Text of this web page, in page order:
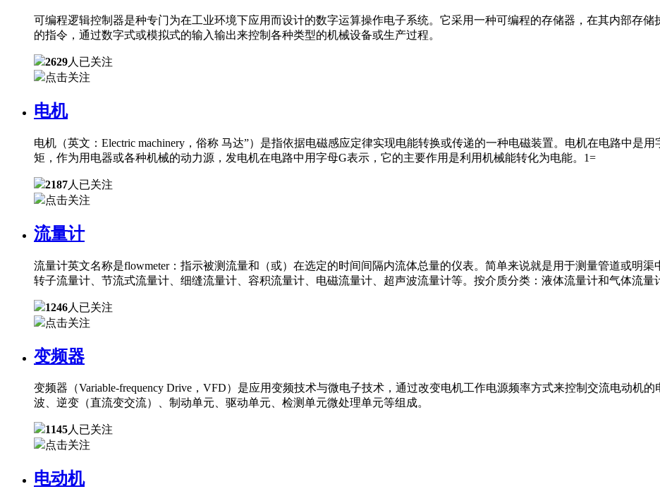
可编程逻辑控制器是种专门为在工业环境下应用而设计的数字运算操作电子系统。它采用一种可编程的存储器，在其内部存
的指令，通过数字式或模拟式的输入输出来控制各种类型的机械设备或生产过程。
2629人已关注
点击关注
电机
电机（英文：Electric machinery，俗称 马达”）是指依据电磁感应定律实现电能转换或传递的一种电磁装置。电机在电路中是
矩，作为用电器或各种机械的动力源，发电机在电路中用字母G表示，它的主要作用是利用机械能转化为电能。1=
2187人已关注
点击关注
流量计
流量计英文名称是flowmeter：指示被测流量和（或）在选定的时间间隔内流体总量的仪表。简单来说就是用于测量管道或明
转子流量计、节流式流量计、细缝流量计、容积流量计、电磁流量计、超声波流量计等。按介质分类：液体流量计和气体流量
1246人已关注
点击关注
变频器
变频器（Variable-frequency Drive，VFD）是应用变频技术与微电子技术，通过改变电机工作电源频率方式来控制交流电动机
波、逆变（直流变交流）、制动单元、驱动单元、检测单元微处理单元等组成。
1145人已关注
点击关注
电动机